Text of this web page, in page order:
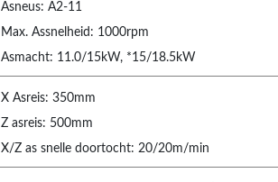
Asneus: A2-11
Max. Assnelheid: 1000rpm
Asmacht: 11.0/15kW, *15/18.5kW
X Asreis: 350mm
Z asreis: 500mm
X/Z as snelle doortocht: 20/20m/min